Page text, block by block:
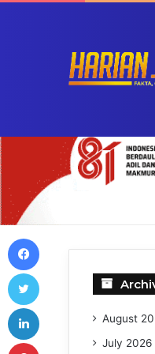
Breaking News Hari Anak
August
July 2026